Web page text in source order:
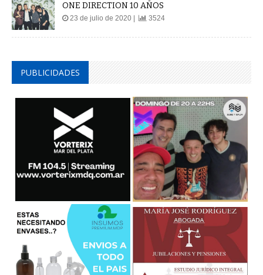
ONE DIRECTION 10 AÑOS
23 de julio de 2020 | 3524
PUBLICIDADES